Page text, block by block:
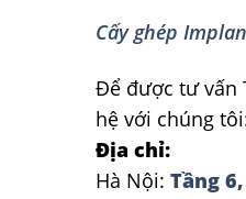
Cấy ghép
Để được tư vấn
hệ với chúng
Địa chỉ:
Hà Nội: Tầng